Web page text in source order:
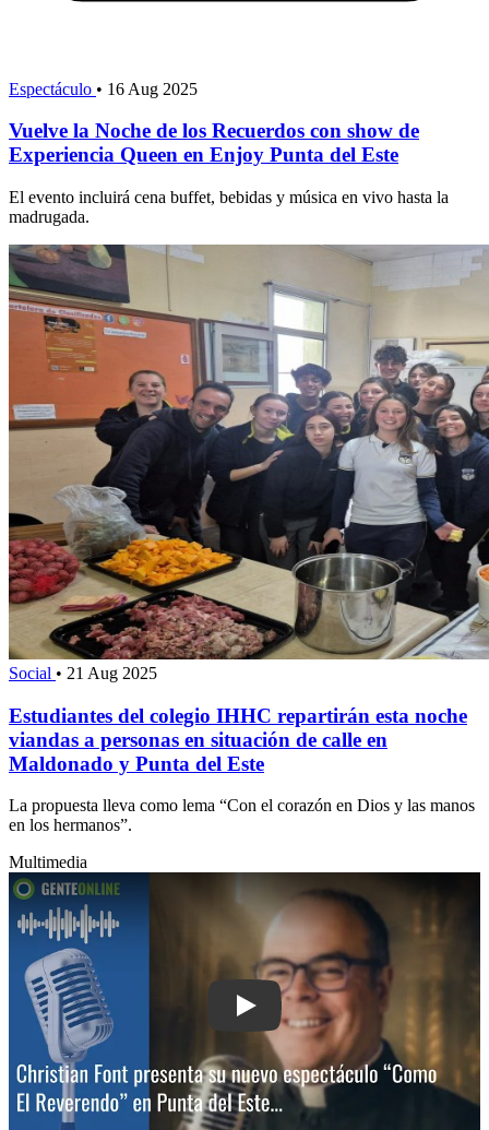
Espectáculo • 16 Aug 2025
Vuelve la Noche de los Recuerdos con show de
Experiencia Queen en Enjoy Punta del Este
El evento incluirá cena buffet, bebidas y música en vivo hasta la
madrugada.
Social • 21 Aug 2025
Estudiantes del colegio IHHC repartirán esta noche
viandas a personas en situación de calle en
Maldonado y Punta del Este
La propuesta lleva como lema “Con el corazón en Dios y las manos
en los hermanos”.
Multimedia
Play: Christian Font presenta su